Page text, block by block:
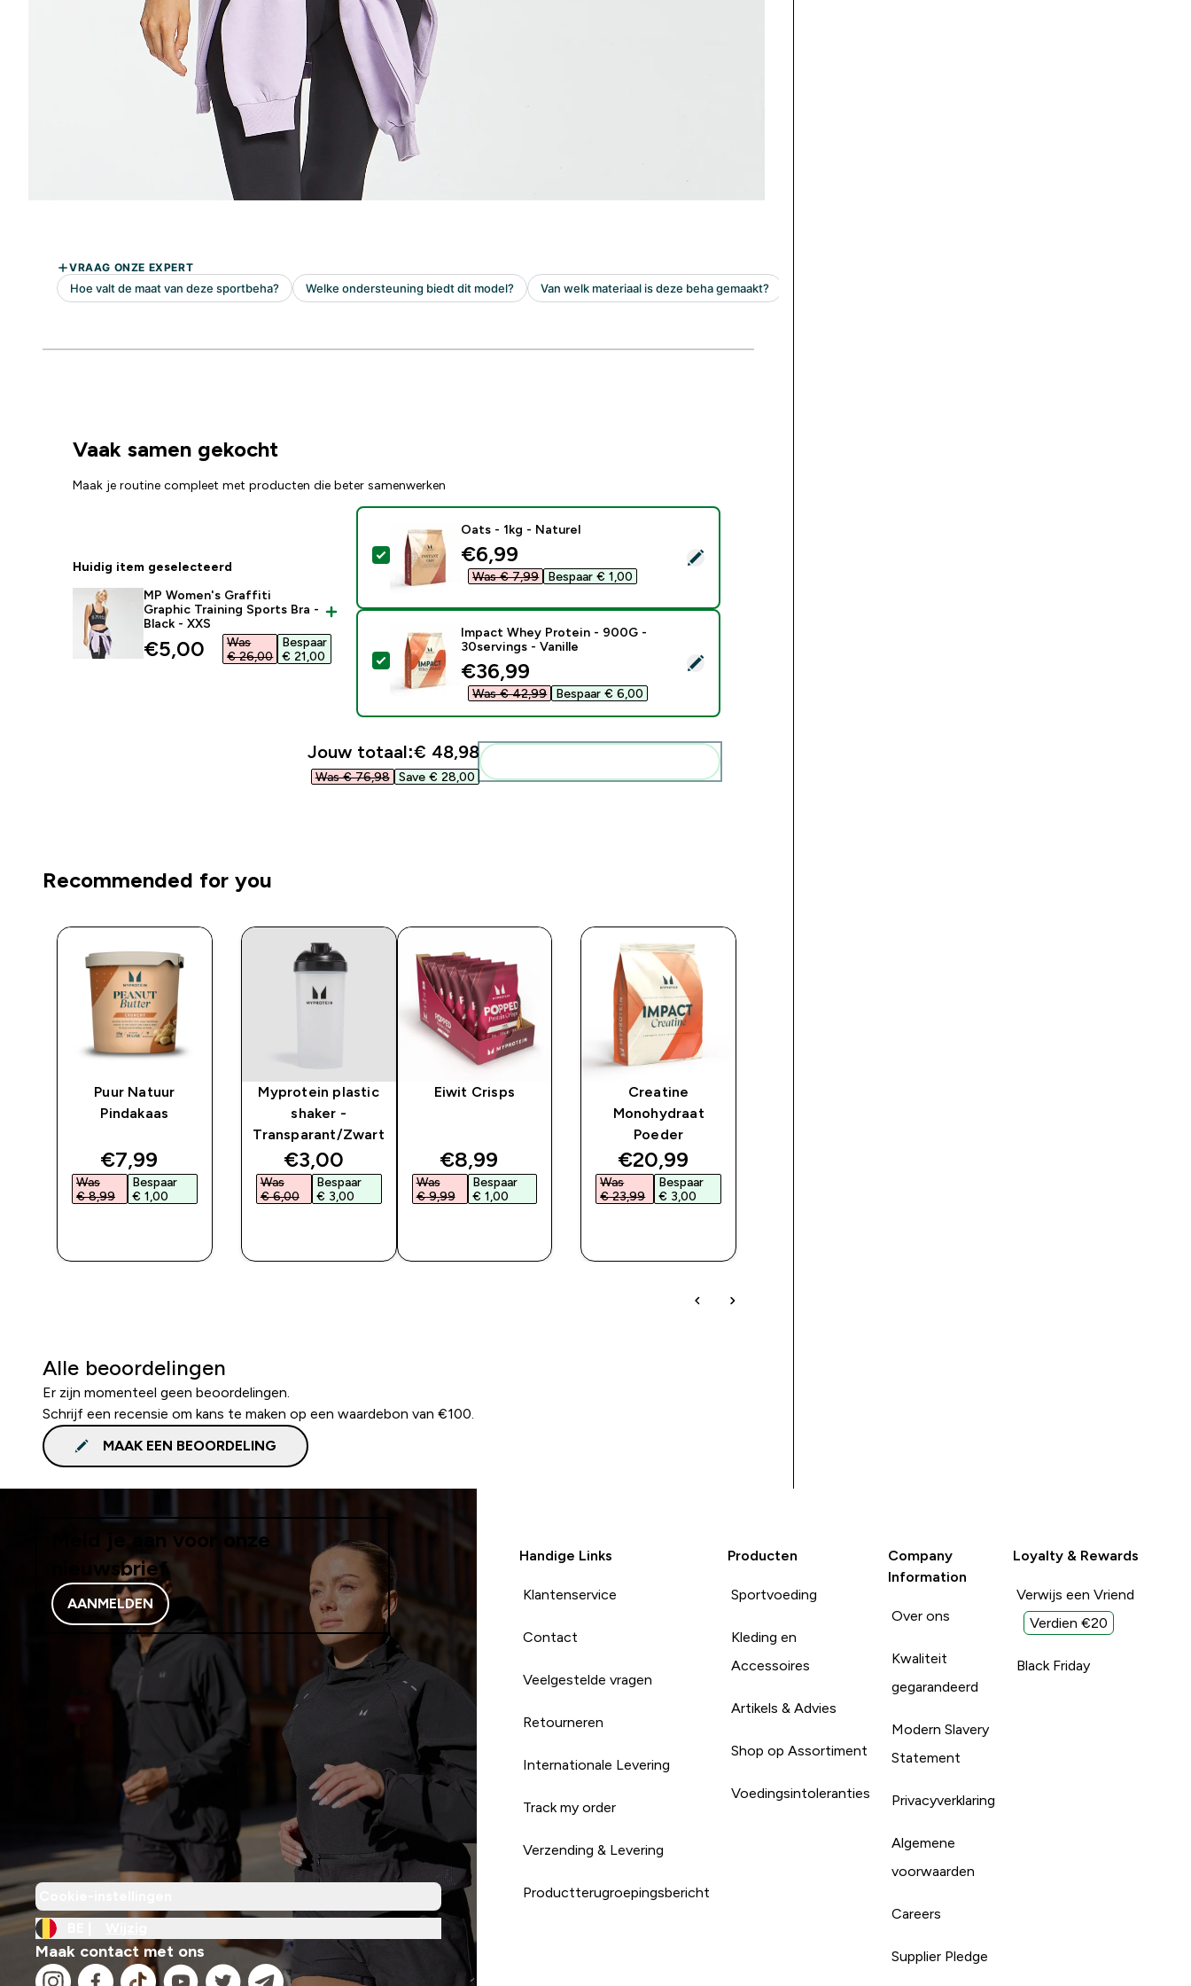
Vaak samen gekocht
Maak je routine compleet met producten die beter samenwerken
Huidig item geselecteerd
MP Women's Graffiti
Graphic Training Sports Bra -
Black - XXS
discounted price
€5,00‎
Was
€ 26,00‎
Bespaar
€ 21,00‎
Selecteer dit product - Oats - 1kg - Naturel
Oats - 1kg - Naturel
discounted price
€6,99‎
Was € 7,99‎ Bespaar € 1,00‎
Selecteer dit product - Impact Whey Protein - 900G - 30servings - Vanille
Impact Whey Protein - 900G -
30servings - Vanille
discounted price
€36,99‎
Was € 42,99‎ Bespaar € 6,00‎
Jouw totaal:€ 48,98‎
Was € 76,98‎ Save € 28,00‎
Recommended for you
Puur Natuur
Pindakaas
discounted price
€7,99‎
Was
€ 8,99‎
Bespaar
€ 1,00‎
Myprotein plastic
shaker -
Transparant/Zwart
discounted price
€3,00‎
Was
€ 6,00‎
Bespaar
€ 3,00‎
Eiwit Crisps
discounted price
€8,99‎
Was
€ 9,99‎
Bespaar
€ 1,00‎
Creatine
Monohydraat
Poeder
discounted price
€20,99‎
Was
€ 23,99‎
Bespaar
€ 3,00‎
Alle beoordelingen
Er zijn momenteel geen beoordelingen.
Schrijf een recensie om kans te maken op een waardebon van €100.
MAAK EEN BEOORDELING
Meld je aan voor onze
nieuwsbrief
AANMELDEN
Maak contact met ons
Handige Links
Klantenservice
Contact
Veelgestelde vragen
Retourneren
Internationale Levering
Track my order
Verzending & Levering
Productterugroepingsbericht
Producten
Sportvoeding
Kleding en
Accessoires
Artikels & Advies
Shop op Assortiment
Voedingsintoleranties
Company
Information
Over ons
Kwaliteit
gegarandeerd
Modern Slavery
Statement
Privacyverklaring
Algemene
voorwaarden
Careers
Supplier Pledge
Loyalty & Rewards
Verwijs een Vriend
Verdien €20
Black Friday